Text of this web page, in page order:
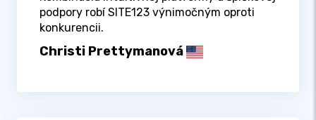
podpory robí SITE123 výnimočným oproti
konkurencii.
Christi Prettymanová